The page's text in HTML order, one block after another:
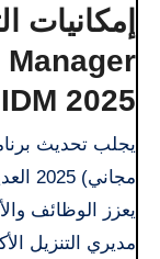
إمكانيات
IDM 2025
يعزز الوظائف